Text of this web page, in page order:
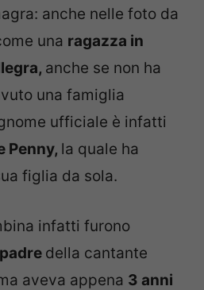
anche nelle foto da
una ragazza in
anche se non ha
una famiglia
ufficiale è infatti
Penny, la quale ha
figlia da sola.
infatti furono
padre della cantante
aveva appena 3 anni